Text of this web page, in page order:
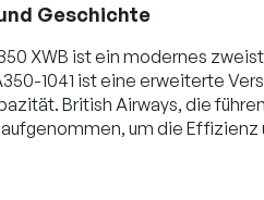
Geschichte
XWB ist ein modernes
1041 ist eine erweiterte
British Airways, die
um die